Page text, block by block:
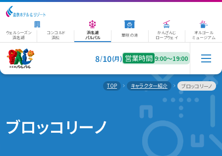
ウェルシーズン
浜名湖
コンコルド
浜松
浜名湖
パルパル
華咲の湯
かんざんじ
ロープウェイ
オルゴール
ミュージアム
8/10(月) 営業時間 9:00〜19:00
TOP キャラクター紹介 ブロッコリーノ
ブロッコリーノ